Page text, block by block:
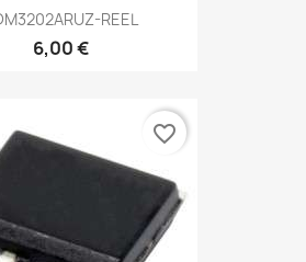
REEL
6,00 €
favorite_border